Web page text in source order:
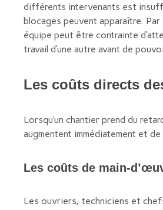
différents intervenants est
blocages peuvent apparaître. Par
équipe peut être contrainte
travail d’une autre avant de
Les coûts directs
Lorsqu’un chantier prend du
augmentent immédiatement et de
Les coûts de main-
Les ouvriers, techniciens et